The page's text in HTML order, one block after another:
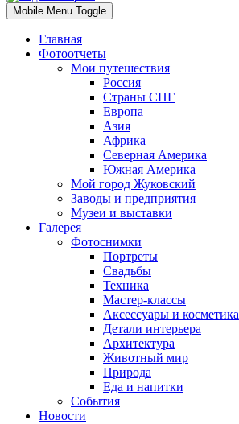
Mobile Menu Toggle
Главная
Фотоотчеты
Мои путешествия
Россия
Страны СНГ
Европа
Азия
Африка
Северная Америка
Южная Америка
Мой город Жуковский
Заводы и предприятия
Музеи и выставки
Галерея
Фотоснимки
Портреты
Свадьбы
Техника
Мастер-классы
Аксессуары и косметика
Детали интерьера
Архитектура
Животный мир
Природа
Еда и напитки
События
Новости